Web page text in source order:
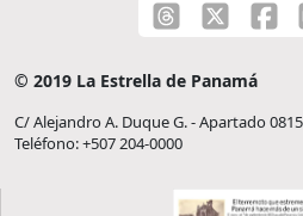
© 2019 La Estrella de Panamá
C/ Alejandro A. Duque G. - Apartado
Teléfono: +507 204-0000